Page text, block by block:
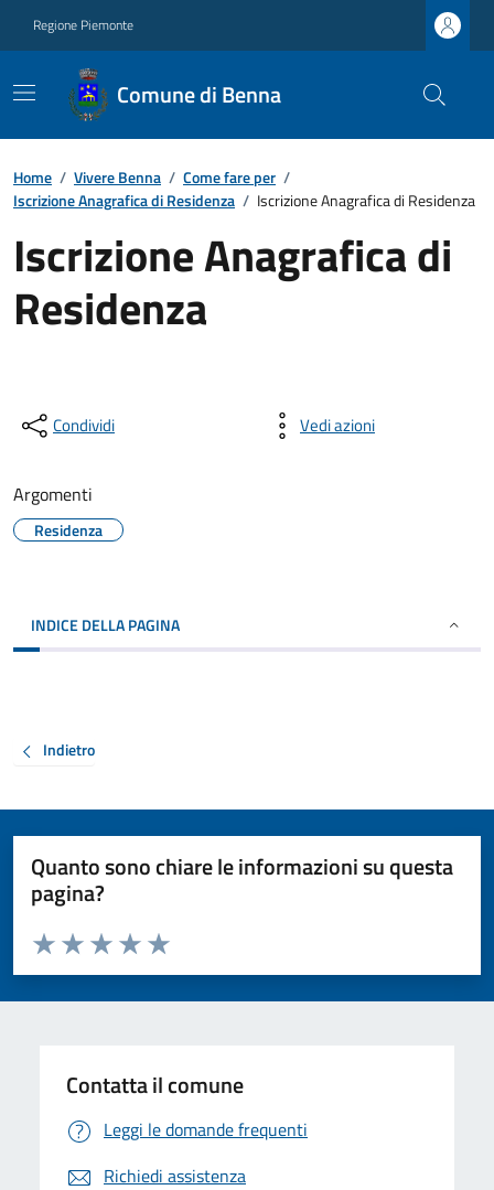
Regione Piemonte
Comune di Benna
Home / Vivere Benna / Come fare per /
Iscrizione Anagrafica di Residenza / Iscrizione Anagrafica di Residenza
Iscrizione Anagrafica di
Residenza
Condividi Vedi azioni
Argomenti
Residenza
INDICE DELLA PAGINA
Indietro
Quanto sono chiare le informazioni su questa
pagina?
Valuta da 1 a 5 stelle la pagina
Valuta 5 stelle su 5
Valuta 4 stelle su 5
Valuta 3 stelle su 5
Valuta 2 stelle su 5
Valuta 1 stelle su 5
Contatta il comune
Leggi le domande frequenti
Richiedi assistenza